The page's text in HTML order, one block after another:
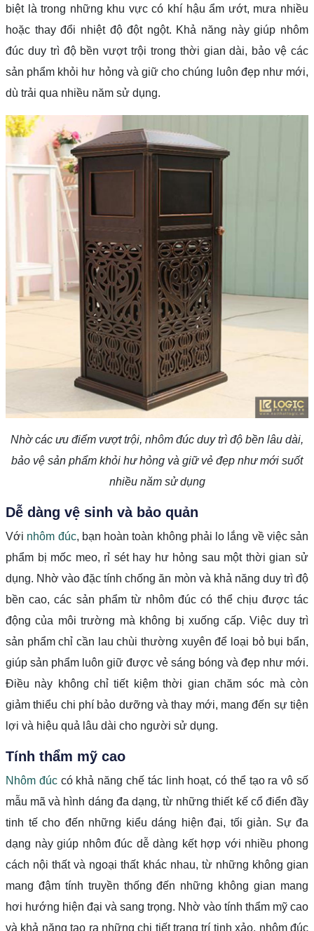
biệt là trong những khu vực có khí hậu ẩm ướt, mưa nhiều
hoặc thay đổi nhiệt độ đột ngột. Khả năng này giúp nhôm
đúc duy trì độ bền vượt trội trong thời gian dài, bảo vệ các
sản phẩm khỏi hư hỏng và giữ cho chúng luôn đẹp như mới,
dù trải qua nhiều năm sử dụng.
Nhờ các ưu điểm vượt trội, nhôm đúc duy trì độ bền lâu dài,
bảo vệ sản phẩm khỏi hư hỏng và giữ vẻ đẹp như mới suốt
nhiều năm sử dụng
Dễ dàng vệ sinh và bảo quản
Với nhôm đúc, bạn hoàn toàn không phải lo lắng về việc sản
phẩm bị mốc meo, rỉ sét hay hư hỏng sau một thời gian sử
dụng. Nhờ vào đặc tính chống ăn mòn và khả năng duy trì độ
bền cao, các sản phẩm từ nhôm đúc có thể chịu được tác
động của môi trường mà không bị xuống cấp. Việc duy trì
sản phẩm chỉ cần lau chùi thường xuyên để loại bỏ bụi bẩn,
giúp sản phẩm luôn giữ được vẻ sáng bóng và đẹp như mới.
Điều này không chỉ tiết kiệm thời gian chăm sóc mà còn
giảm thiểu chi phí bảo dưỡng và thay mới, mang đến sự tiện
lợi và hiệu quả lâu dài cho người sử dụng.
Tính thẩm mỹ cao
Nhôm đúccó khả năng chế tác linh hoạt, có thể tạo ra vô số
mẫu mã và hình dáng đa dạng, từ những thiết kế cổ điển đầy
tinh tế cho đến những kiểu dáng hiện đại, tối giản. Sự đa
dạng này giúp nhôm đúc dễ dàng kết hợp với nhiều phong
cách nội thất và ngoại thất khác nhau, từ những không gian
mang đậm tính truyền thống đến những không gian mang
hơi hướng hiện đại và sang trọng. Nhờ vào tính thẩm mỹ cao
và khả năng tạo ra những chi tiết trang trí tinh xảo, nhôm đúc